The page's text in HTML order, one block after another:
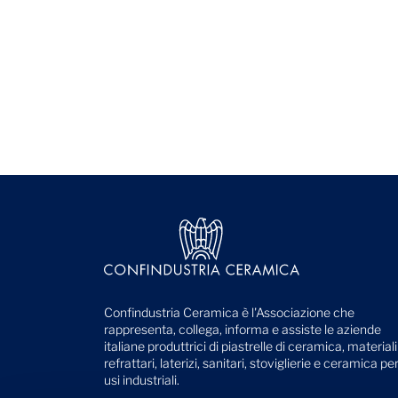
Confindustria Ceramica è l'Associazione che
rappresenta, collega, informa e assiste le aziende
italiane produttrici di piastrelle di ceramica, materiali
refrattari, laterizi, sanitari, stoviglierie e ceramica per
usi industriali.